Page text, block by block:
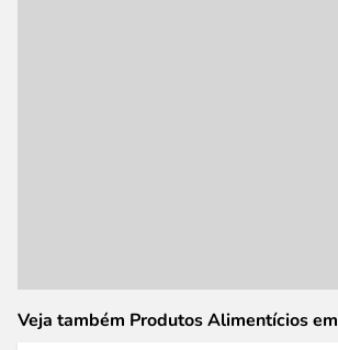
Veja também Produtos Alimentícios em